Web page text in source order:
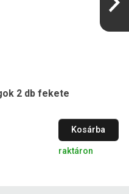
2 db fekete
Kosárba
raktáron